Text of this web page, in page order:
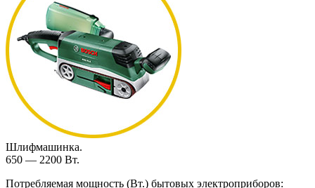
Шлифмашинка.
650 — 2200 Вт.
Потребляемая мощность (Вт.) бытовых электроприборов: